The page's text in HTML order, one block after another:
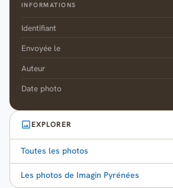
INFORMATIONS
Identifiant
Envoyée le
Auteur
Date photo
EXPLORER
Toutes les photos
Les photos de Imagin Pyrénées